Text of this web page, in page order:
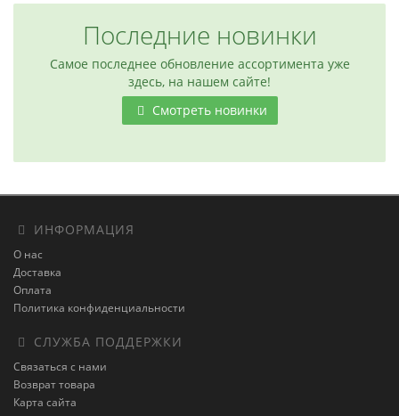
Последние новинки
Самое последнее обновление ассортимента уже
здесь, на нашем сайте!
Смотреть новинки
ИНФОРМАЦИЯ
О нас
Доставка
Оплата
Политика конфиденциальности
СЛУЖБА ПОДДЕРЖКИ
Связаться с нами
Возврат товара
Карта сайта